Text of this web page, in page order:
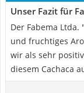
Unser Fazit für
Der Fabema
und fruchtiges
wir als sehr
diesem Cachaca